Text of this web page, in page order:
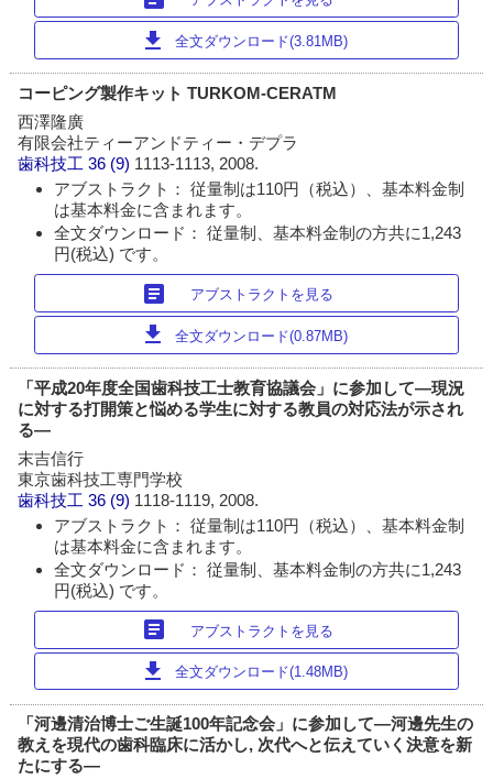
download 全文ダウンロード(3.81MB)
コーピング製作キット TURKOM-CERATM
西澤隆廣
有限会社ティーアンドティー・デプラ
歯科技工 36 (9) 1113-1113, 2008.
アブストラクト： 従量制は110円（税込）、基本料金制
は基本料金に含まれます。
全文ダウンロード： 従量制、基本料金制の方共に1,243
円(税込) です。
article アブストラクトを見る
download 全文ダウンロード(0.87MB)
「平成20年度全国歯科技工士教育協議会」に参加して―現況
に対する打開策と悩める学生に対する教員の対応法が示され
る―
末吉信行
東京歯科技工専門学校
歯科技工 36 (9) 1118-1119, 2008.
アブストラクト： 従量制は110円（税込）、基本料金制
は基本料金に含まれます。
全文ダウンロード： 従量制、基本料金制の方共に1,243
円(税込) です。
article アブストラクトを見る
download 全文ダウンロード(1.48MB)
「河邊清治博士ご生誕100年記念会」に参加して―河邊先生の
教えを現代の歯科臨床に活かし, 次代へと伝えていく決意を新
たにする―